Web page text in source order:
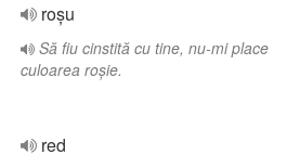
roșu
Să fiu cinstită cu tine, nu-mi place
culoarea roșie.
red